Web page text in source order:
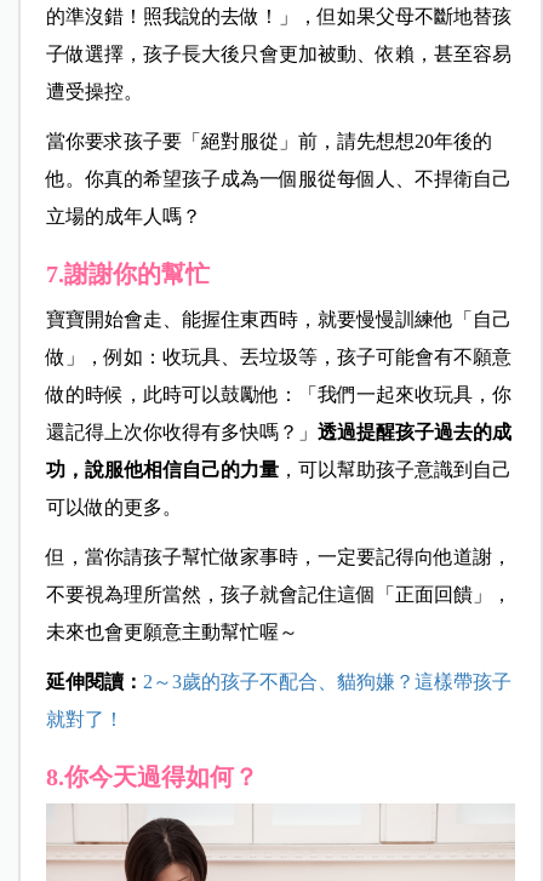
的準沒錯！照我說的去做！」，但如果父母不斷地替孩
子做選擇，孩子長大後只會更加被動、依賴，甚至容易
遭受操控。
當你要求孩子要「絕對服從」前，請先想想20年後的
他。你真的希望孩子成為一個服從每個人、不捍衛自己
立場的成年人嗎？
7.謝謝你的幫忙
寶寶開始會走、能握住東西時，就要慢慢訓練他「自己
做」，例如：收玩具、丟垃圾等，孩子可能會有不願意
做的時候，此時可以鼓勵他：「我們一起來收玩具，你
還記得上次你收得有多快嗎？」 透過提醒孩子過去的成
功，說服他相信自己的力量，可以幫助孩子意識到自己
可以做的更多。
但，當你請孩子幫忙做家事時，一定要記得向他道謝，
不要視為理所當然，孩子就會記住這個「正面回饋」，
未來也會更願意主動幫忙喔～
延伸閱讀： 2～3歲的孩子不配合、貓狗嫌？這樣帶孩子
就對了！
8.你今天過得如何？